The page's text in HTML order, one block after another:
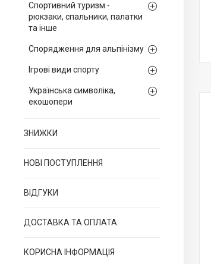
Спортивний туризм -
рюкзаки, спальники, палатки
та інше
Спорядження для альпінізму
Ігрові види спорту
Українська символіка,
екошопери
ЗНИЖКИ
НОВІ ПОСТУПЛЕННЯ
ВІДГУКИ
ДОСТАВКА ТА ОПЛАТА
КОРИСНА ІНФОРМАЦІЯ